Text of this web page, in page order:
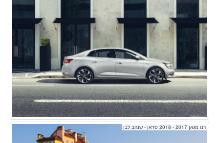
רנו מגאן 2017 - 2018 סדאן - שנהב לבן